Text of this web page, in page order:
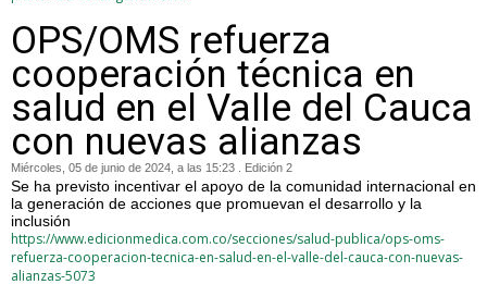
OPS/OMS refuerza
cooperación técnica en
salud en el Valle del Cauca
con nuevas alianzas
Miércoles, 05 de junio de 2024, a las 15:23 . Edición 2
Se ha previsto incentivar el apoyo de la comunidad internacional en
la generación de acciones que promuevan el desarrollo y la
inclusión
https://www.edicionmedica.com.co/secciones/salud-publica/ops-oms-
refuerza-cooperacion-tecnica-en-salud-en-el-valle-del-cauca-con-nuevas-
alianzas-5073